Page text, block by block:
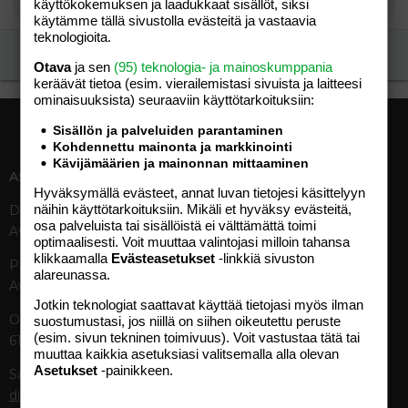
ASIAKASPALVELU
Digipalvelut (09) 156 6227
Avoinna ma–pe 8–19
Painettu lehti (09) 156 665
Avoinna ma–pe 8–19
Otavamedian vaihde (09) 156
61
Sähköposti (digi)
digi@otavamedia.fi
Tekniset tiedot, aikataulut ja
ilmoitushinnat
Tietoa verkon kävijöistä
Käyttöehdot
TUOTTEET
käyttökokemuksen ja laadukkaat sisällöt, siksi
käytämme tällä sivustolla evästeitä ja vastaavia
teknologioita.
Otavaja sen (95) teknologia- ja mainoskumppania
keräävät tietoa (esim. vierailemis­tasi sivuista ja laitteesi
ominaisuuk­sista) seuraaviin käyttötarkoituksiin:
Sisällön ja palveluiden parantaminen
Kohdennettu mainonta ja markkinointi
Kävijämäärien ja mainonnan mittaaminen
Hyväksymällä evästeet, annat luvan tietojesi käsittelyyn
näihin käyttötarkoituksiin. Mikäli et hyväksy evästeitä,
osa palveluista tai sisällöistä ei välttämättä toimi
optimaalisesti. Voit muuttaa valintojasi milloin tahansa
klikkaamalla Evästeasetukset -linkkiä sivuston
alareunassa.
Jotkin teknologiat saattavat käyttää tietojasi myös ilman
suostumustasi, jos niillä on siihen oikeutettu peruste
(esim. sivun tekninen toimivuus). Voit vastustaa tätä tai
muuttaa kaikkia asetuksiasi valitsemalla alla olevan
Asetukset -painikkeen.